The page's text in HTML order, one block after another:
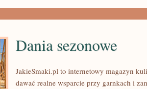
Dania sezonowe
JakieSmaki.pl to internetowy magazyn
dawać realne wsparcie przy garnkach i